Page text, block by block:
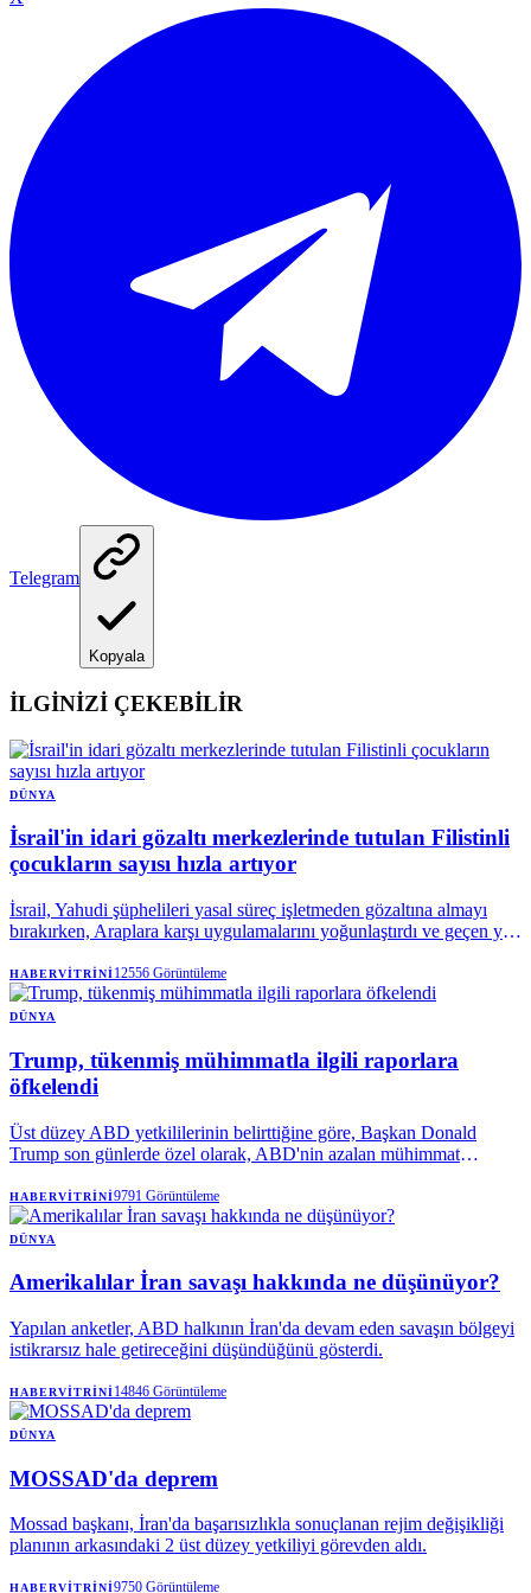
Telegram
Kopyala
İLGİNİZİ ÇEKEBİLİR
DÜNYA
İsrail'in idari gözaltı merkezlerinde tutulan Filistinli
çocukların sayısı hızla artıyor
İsrail, Yahudi şüphelileri yasal süreç işletmeden gözaltına almayı
bırakırken, Araplara karşı uygulamalarını yoğunlaştırdı ve geçen yıl
HABERVITRINI12556 Görüntüleme
DÜNYA
Trump, tükenmiş mühimmatla ilgili raporlara
öfkelendi
Üst düzey ABD yetkililerinin belirttiğine göre, Başkan Donald
Trump son günlerde özel olarak, ABD'nin azalan mühimmat
gösterdiğinden şikayet etti; Trump, İran'ı bir anlaşmaya varmaya
motive etmek için tekrar tekrar ek askeri müdahale tehdidinde
bulunuyor.
HABERVITRINI9791 Görüntüleme
DÜNYA
Amerikalılar İran savaşı hakkında ne düşünüyor?
Yapılan anketler, ABD halkının İran'da devam eden savaşın bölgeyi
istikrarsız hale getireceğini düşündüğünü gösterdi.
HABERVITRINI14846 Görüntüleme
DÜNYA
MOSSAD'da deprem
Mossad başkanı, İran'da başarısızlıkla sonuçlanan rejim değişikliği
planının arkasındaki 2 üst düzey yetkiliyi görevden aldı.
HABERVITRINI9750 Görüntüleme